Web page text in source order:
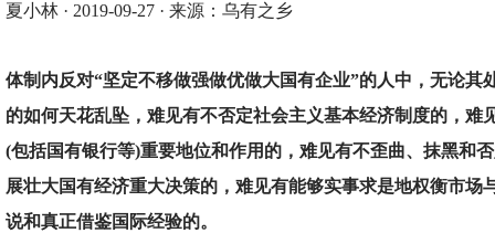
夏小林 · 2019-09-27 · 来源：乌有之乡
体制内反对“坚定不移做强做优做大国有企业”的人中，无论其
的如何天花乱坠，难见有不否定社会主义基本经济制度的，难
(包括国有银行等)重要地位和作用的，难见有不歪曲、抹黑和
展壮大国有经济重大决策的，难见有能够实事求是地权衡市场
说和真正借鉴国际经验的。